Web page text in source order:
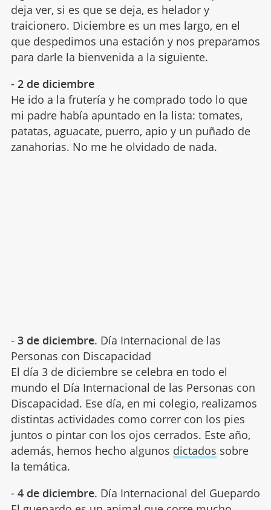
deja ver, si es que se deja, es helador y
traicionero. Diciembre es un mes largo, en el
que despedimos una estación y nos preparamos
para darle la bienvenida a la siguiente.
- 2 de diciembre
He ido a la frutería y he comprado todo lo que
mi padre había apuntado en la lista: tomates,
patatas, aguacate, puerro, apio y un puñado de
zanahorias. No me he olvidado de nada.
- 3 de diciembre. Día Internacional de las
Personas con Discapacidad
El día 3 de diciembre se celebra en todo el
mundo el Día Internacional de las Personas con
Discapacidad. Ese día, en mi colegio, realizamos
distintas actividades como correr con los pies
juntos o pintar con los ojos cerrados. Este año,
además, hemos hecho algunos dictados sobre
la temática.
- 4 de diciembre. Día Internacional del Guepardo